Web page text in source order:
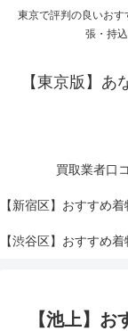
東京で評判の良いお
張・持
【東京版】
買取業者口
【池上】